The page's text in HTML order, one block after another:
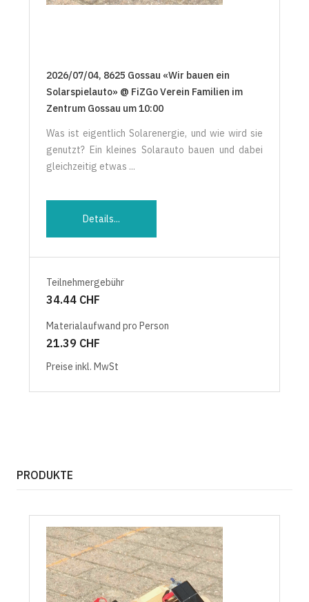
2026/07/04, 8625 Gossau «Wir bauen ein
Solarspielauto» @ FiZGo Verein Familien im
Zentrum Gossau um 10:00
Was ist eigentlich Solarenergie, und wie wird sie
genutzt? Ein kleines Solarauto bauen und dabei
gleichzeitig etwas ...
Details...
Teilnehmergebühr
34.44 CHF
Materialaufwand pro Person
21.39 CHF
Preise inkl. MwSt
PRODUKTE